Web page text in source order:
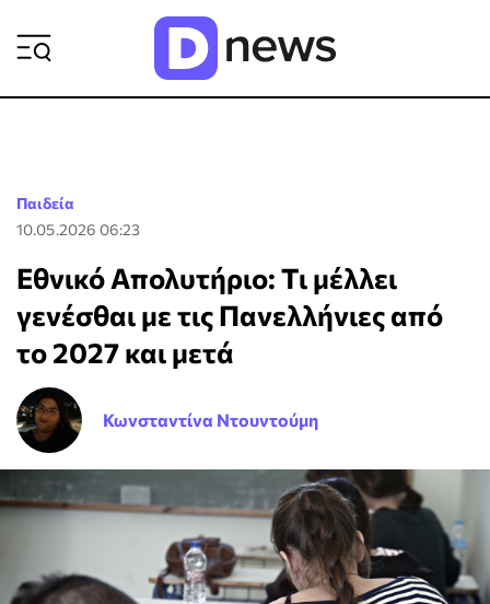
Παιδεία
10.05.2026 06:23
Εθνικό Απολυτήριο: Τι μέλλει
γενέσθαι με τις Πανελλήνιες από
το 2027 και μετά
Κωνσταντίνα Ντουντούμη